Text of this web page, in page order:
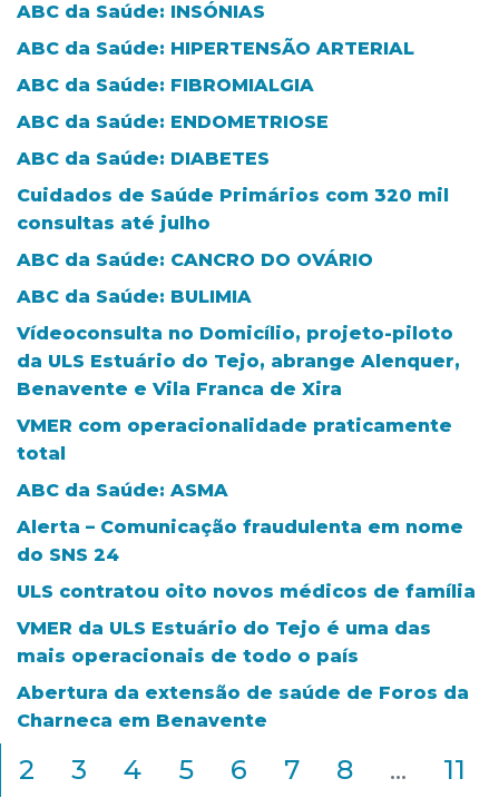
ABC da Saúde: INSÓNIAS
ABC da Saúde: HIPERTENSÃO ARTERIAL
ABC da Saúde: FIBROMIALGIA
ABC da Saúde: ENDOMETRIOSE
ABC da Saúde: DIABETES
Cuidados de Saúde Primários com 320 mil
consultas até julho
ABC da Saúde: CANCRO DO OVÁRIO
ABC da Saúde: BULIMIA
Vídeoconsulta no Domicílio, projeto-piloto
da ULS Estuário do Tejo, abrange Alenquer,
Benavente e Vila Franca de Xira
VMER com operacionalidade praticamente
total
ABC da Saúde: ASMA
Alerta – Comunicação fraudulenta em nome
do SNS 24
ULS contratou oito novos médicos de família
VMER da ULS Estuário do Tejo é uma das
mais operacionais de todo o país
Abertura da extensão de saúde de Foros da
Charneca em Benavente
2 3 4 5 6 7 8 ... 11